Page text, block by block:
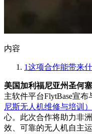
内容
1这项合作能带来
美国加利福尼亚州圣何
主软件平台FlytBase宣
尼斯无人机维修与培训）
心。此次合作将助力非
效、可靠的无人机自主运